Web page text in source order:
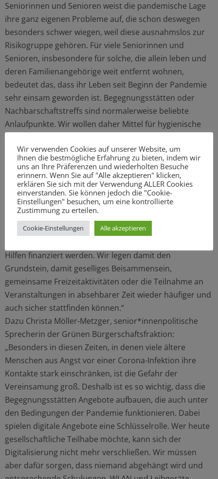
Seniorinnen und Senioren weist die pandemische Lage
ihre ganz eigenen Probleme auf, die schon deswegen
besonders schwer wiegen, weil diese ausnahmslos zur
Risikogruppe gehören. Für viele Seniorinnen und
Senioren, insbesondere für solche, die allein leben und
deren Familienangehörige weit entfernt wohnen,
bedeutet das, dass ihr Leben seit Beginn der Pandemie
sehr einsam geworden ist. Begegnungsstätten oder
Nachbarschaftstreffs sind normalerweise beliebte
Anlaufpunkte. Wir wollen daher Mittel für hygienische
Begegnungsstätten pandemiegerecht ausgestattet
werden. Ziel ist, dass sie dadurch Veranstaltungen oder
Unterstützungsangebote vollständig digital oder hybrid
sowie möglichst bald auch wieder mit persönlichen
Kontakten anbieten können. Weil für viele Seniorinnen
und Senioren fehlende digitale Kompetenzen das größte
Hindernis zur Nutzung digitaler Angebote sind, sollen
Hilfen finanziert werden. Wir legen damit den
Grundstein, damit geselliges Beisammensein,
gemeinsame Freizeitaktivitäten oder die Teilnahme an
Veranstaltungen in absehbarer Zeit wieder häufiger und
auch sicher stattfinden können.“
Dazu Christa Möller-Metzger, senior*innenpolitische
Sprecherin der Grünen Bürgerschaftsfraktion:
„Besonders in diesen Zeiten, in denen viele ältere
Menschen aus Angst vor einer Corona-Infektion ihre
Kontakte stark einschränken, ist die Gefahr der
Vereinsamung groß. Deshalb ist es so wichtig, dass die
Begegnungsstätten Angebote aufbauen, die auch unter
den Bedingungen der Pandemie funktionieren. Dabei
spielen digitale Angebote eine Schlüsselrolle. Wer heute
gesellschaftliche Teilhabe möchte, kann sich der
Digitalisierung nicht mehr verschließen. Wir müssen
aber dafür sorgen, dass niemand abgehängt wird und
Wir verwenden Cookies auf unserer Website, um
Ihnen die bestmögliche Erfahrung zu bieten, indem wir
uns an Ihre Präferenzen und wiederholten Besuche
erinnern. Wenn Sie auf "Alle akzeptieren" klicken,
erklären Sie sich mit der Verwendung ALLER Cookies
einverstanden. Sie können jedoch die "Cookie-
Einstellungen" besuchen, um eine kontrollierte
Zustimmung zu erteilen.
Cookie-Einstellungen Alle akzeptieren